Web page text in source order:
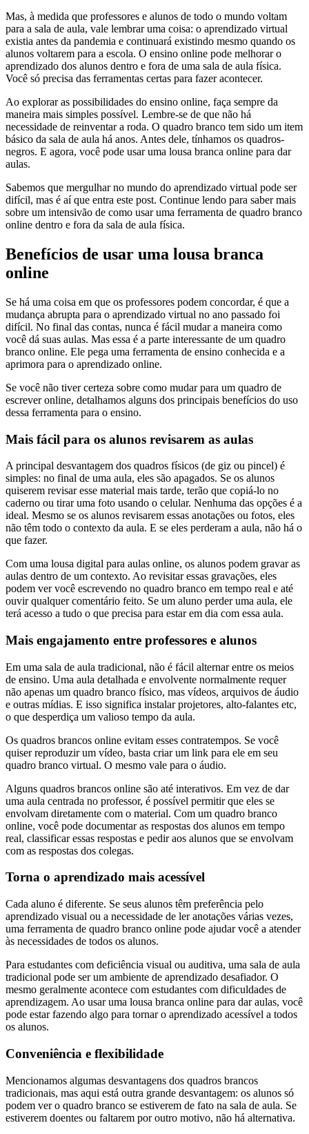
Mas, à medida que professores e alunos de todo o mundo voltam
para a sala de aula, vale lembrar uma coisa: o aprendizado virtual
existia antes da pandemia e continuará existindo mesmo quando os
alunos voltarem para a escola. O ensino online pode melhorar o
aprendizado dos alunos dentro e fora de uma sala de aula física.
Você só precisa das ferramentas certas para fazer acontecer.
Ao explorar as possibilidades do ensino online, faça sempre da
maneira mais simples possível. Lembre-se de que não há
necessidade de reinventar a roda. O quadro branco tem sido um item
básico da sala de aula há anos. Antes dele, tínhamos os quadros-
negros. E agora, você pode usar uma lousa branca online para dar
aulas.
Sabemos que mergulhar no mundo do aprendizado virtual pode ser
difícil, mas é aí que entra este post. Continue lendo para saber mais
sobre um intensivão de como usar uma ferramenta de quadro branco
online dentro e fora da sala de aula física.
Benefícios de usar uma lousa branca
online
Se há uma coisa em que os professores podem concordar, é que a
mudança abrupta para o aprendizado virtual no ano passado foi
difícil. No final das contas, nunca é fácil mudar a maneira como
você dá suas aulas. Mas essa é a parte interessante de um quadro
branco online. Ele pega uma ferramenta de ensino conhecida e a
aprimora para o aprendizado online.
Se você não tiver certeza sobre como mudar para um quadro de
escrever online, detalhamos alguns dos principais benefícios do uso
dessa ferramenta para o ensino.
Mais fácil para os alunos revisarem as aulas
A principal desvantagem dos quadros físicos (de giz ou pincel) é
simples: no final de uma aula, eles são apagados. Se os alunos
quiserem revisar esse material mais tarde, terão que copiá-lo no
caderno ou tirar uma foto usando o celular. Nenhuma das opções é a
ideal. Mesmo se os alunos revisarem essas anotações ou fotos, eles
não têm todo o contexto da aula. E se eles perderam a aula, não há o
que fazer.
Com uma lousa digital para aulas online, os alunos podem gravar as
aulas dentro de um contexto. Ao revisitar essas gravações, eles
podem ver você escrevendo no quadro branco em tempo real e até
ouvir qualquer comentário feito. Se um aluno perder uma aula, ele
terá acesso a tudo o que precisa para estar em dia com essa aula.
Mais engajamento entre professores e alunos
Em uma sala de aula tradicional, não é fácil alternar entre os meios
de ensino. Uma aula detalhada e envolvente normalmente requer
não apenas um quadro branco físico, mas vídeos, arquivos de áudio
e outras mídias. E isso significa instalar projetores, alto-falantes etc,
o que desperdiça um valioso tempo da aula.
Os quadros brancos online evitam esses contratempos. Se você
quiser reproduzir um vídeo, basta criar um link para ele em seu
quadro branco virtual. O mesmo vale para o áudio.
Alguns quadros brancos online são até interativos. Em vez de dar
uma aula centrada no professor, é possível permitir que eles se
envolvam diretamente com o material. Com um quadro branco
online, você pode documentar as respostas dos alunos em tempo
real, classificar essas respostas e pedir aos alunos que se envolvam
com as respostas dos colegas.
Torna o aprendizado mais acessível
Cada aluno é diferente. Se seus alunos têm preferência pelo
aprendizado visual ou a necessidade de ler anotações várias vezes,
uma ferramenta de quadro branco online pode ajudar você a atender
às necessidades de todos os alunos.
Para estudantes com deficiência visual ou auditiva, uma sala de aula
tradicional pode ser um ambiente de aprendizado desafiador. O
mesmo geralmente acontece com estudantes com dificuldades de
aprendizagem. Ao usar uma lousa branca online para dar aulas, você
pode estar fazendo algo para tornar o aprendizado acessível a todos
os alunos.
Conveniência e flexibilidade
Mencionamos algumas desvantagens dos quadros brancos
tradicionais, mas aqui está outra grande desvantagem: os alunos só
podem ver o quadro branco se estiverem de fato na sala de aula. Se
estiverem doentes ou faltarem por outro motivo, não há alternativa.